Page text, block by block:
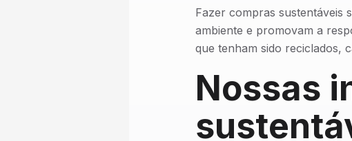
Fazer compras sustentáveis
ambiente e promovam a
que tenham sido reciclados,
Nossas